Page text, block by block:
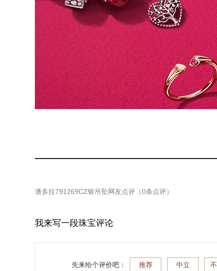
潘多拉791269CZ银吊坠网友点评（0条点评）
我来写一段珠宝评论
先来给个评价吧： 推荐 中立